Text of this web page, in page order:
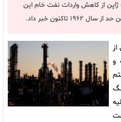
از کاهش واردات نفت خام این
تاکنون خبر داد.
و